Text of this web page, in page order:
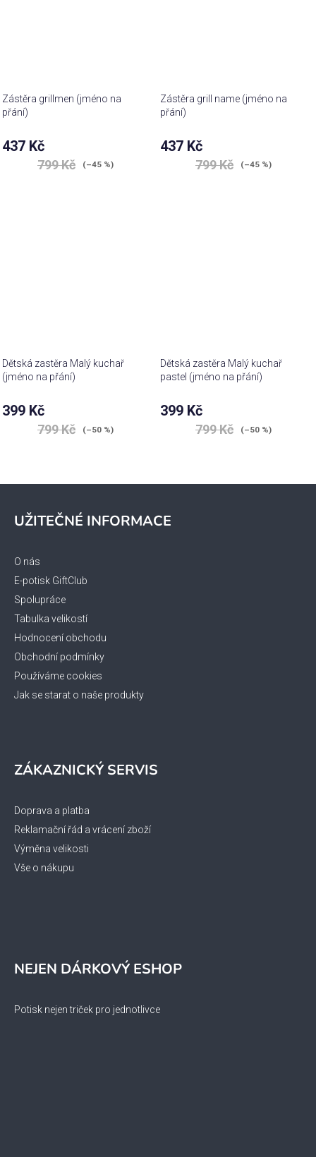
Zástěra grillmen (jméno na
přání)
437 Kč
799 Kč (–45 %)
Zástěra grill name (jméno na
přání)
437 Kč
799 Kč (–45 %)
Dětská zastěra Malý kuchař
(jméno na přání)
399 Kč
799 Kč (–50 %)
Dětská zastěra Malý kuchař
pastel (jméno na přání)
399 Kč
799 Kč (–50 %)
UŽITEČNÉ INFORMACE
O nás
E-potisk GiftClub
Spolupráce
Tabulka velikostí
Hodnocení obchodu
Obchodní podmínky
Používáme cookies
Jak se starat o naše produkty
ZÁKAZNICKÝ SERVIS
Doprava a platba
Reklamační řád a vrácení zboží
Výměna velikosti
Vše o nákupu
NEJEN DÁRKOVÝ ESHOP
Potisk nejen triček pro jednotlivce